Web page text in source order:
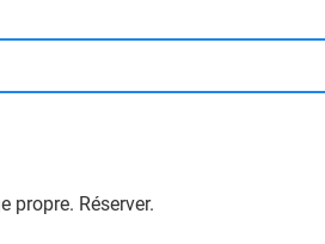
propre. Réserver.